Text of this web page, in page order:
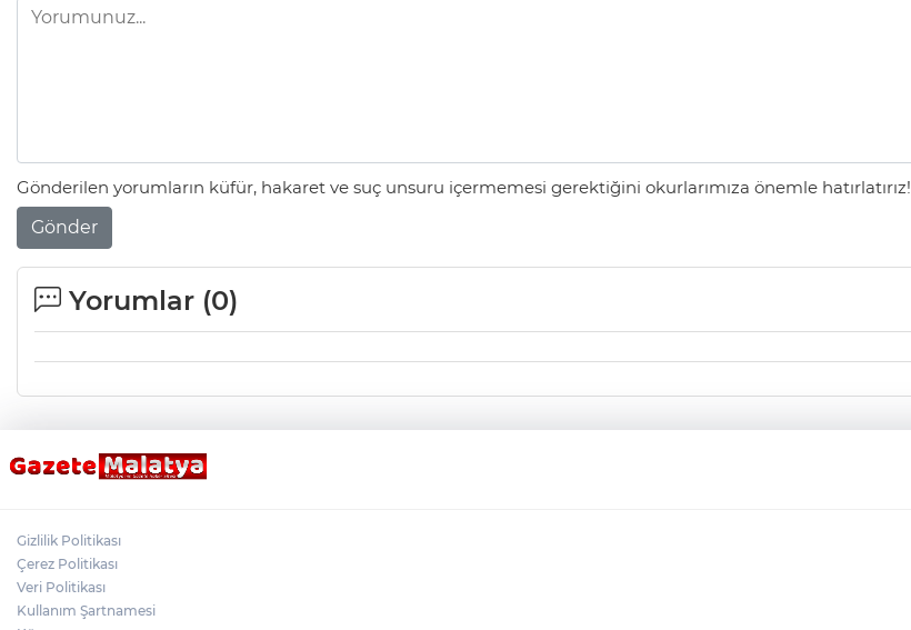
Gönderilen yorumların küfür, hakaret ve suç unsuru içermemesi gerektiğini okurlarımıza önemle hatırlatırız!
Gönder
Yorumlar (0)
Gizlilik Politikası
Çerez Politikası
Veri Politikası
Kullanım Şartnamesi